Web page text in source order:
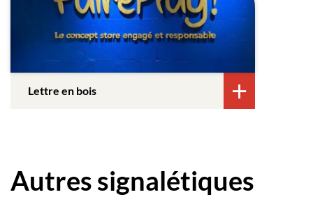
Lettre en bois
Autres signalétiques